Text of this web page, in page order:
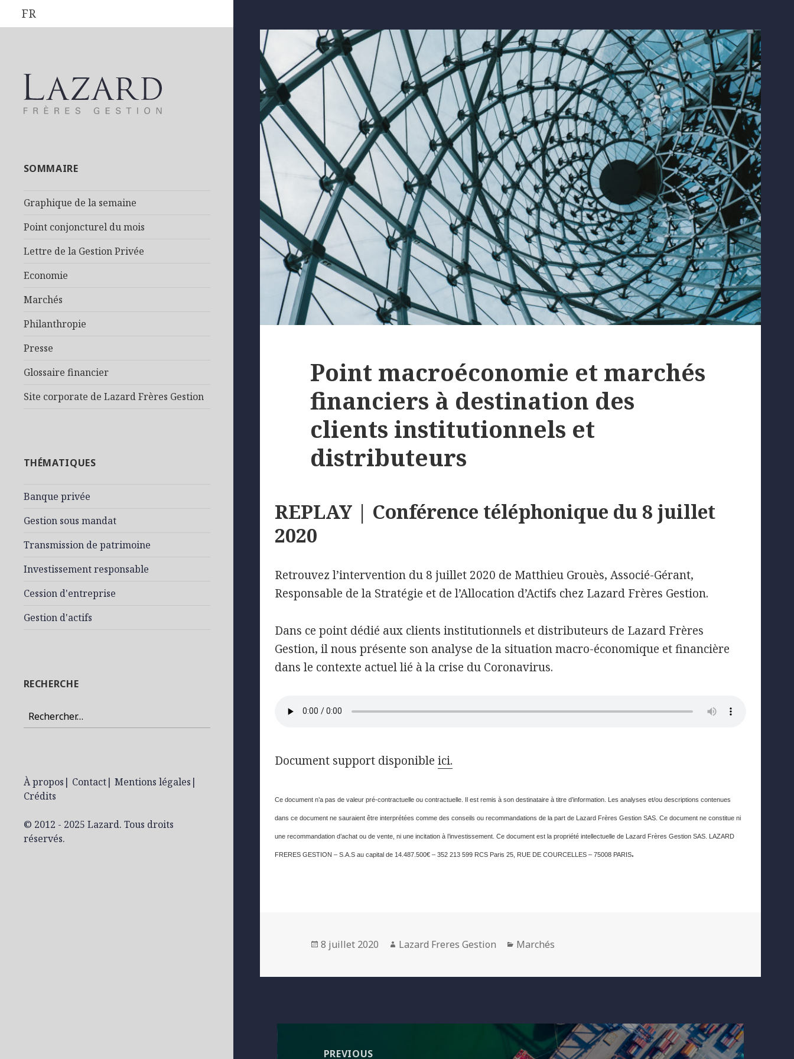
FR
SOMMAIRE
Graphique de la semaine
Point conjoncturel du mois
Lettre de la Gestion Privée
Economie
Marchés
Philanthropie
Presse
Glossaire financier
Site corporate de Lazard Frères Gestion
THÉMATIQUES
Banque privée
Gestion sous mandat
Transmission de patrimoine
Investissement responsable
Cession d'entreprise
Gestion d'actifs
RECHERCHE
Rechercher :
À propos | Contact| Mentions légales |
Crédits
© 2012 - 2025 Lazard. Tous droits
réservés.
Point macroéconomie et marchés
financiers à destination des
clients institutionnels et
distributeurs
REPLAY | Conférence téléphonique du 8 juillet
2020
Retrouvez l’intervention du 8 juillet 2020 de Matthieu Grouès, Associé-Gérant,
Responsable de la Stratégie et de l’Allocation d’Actifs chez Lazard Frères Gestion.
Dans ce point dédié aux clients institutionnels et distributeurs de Lazard Frères
Gestion, il nous présente son analyse de la situation macro-économique et financière
dans le contexte actuel lié à la crise du Coronavirus.
Document support disponibleici.
Ce document n’a pas de valeur pré-contractuelle ou contractuelle. Il est remis à son destinataire à titre d’information. Les analyses et/ou descriptions contenues
dans ce document ne sauraient être interprétées comme des conseils ou recommandations de la part de Lazard Frères Gestion SAS. Ce document ne constitue ni
une recommandation d’achat ou de vente, ni une incitation à l’investissement. Ce document est la propriété intellectuelle de Lazard Frères Gestion SAS. LAZARD
FRERES GESTION – S.A.S au capital de 14.487.500€ – 352 213 599 RCS Paris 25, RUE DE COURCELLES – 75008 PARIS.
Posted
8 juillet 2020 Author
Lazard Freres Gestion Categories
Marchés
Navigation
PREVIOUS